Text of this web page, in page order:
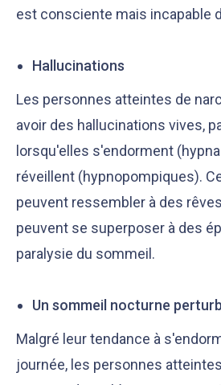
est consciente mais incapable
Hallucinations
Les personnes atteintes de
avoir des hallucinations vives,
lorsqu'elles s'endorment
réveillent (hypnopompiques).
peuvent ressembler à des
peuvent se superposer à des
paralysie du sommeil.
Un sommeil nocturne
Malgré leur tendance à
journée, les personnes